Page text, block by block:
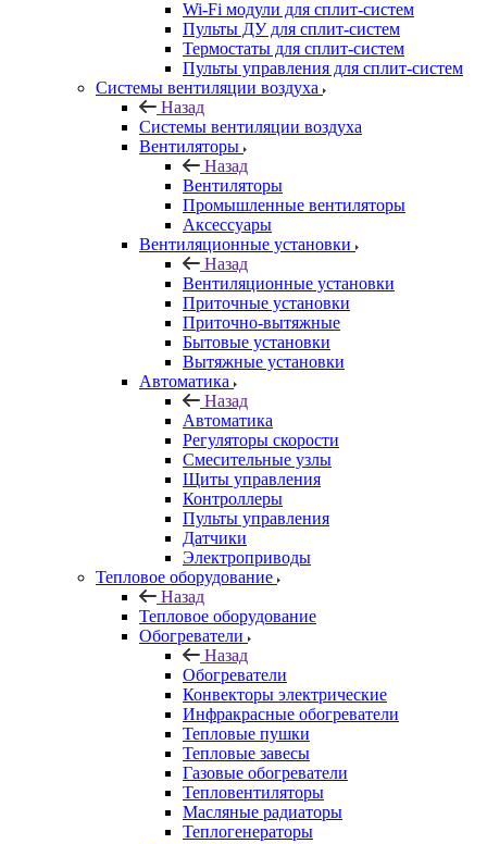
Wi-Fi модули для сплит-систем
Пульты ДУ для сплит-систем
Термостаты для сплит-систем
Пульты управления для сплит-систем
Системы вентиляции воздуха
Назад
Системы вентиляции воздуха
Вентиляторы
Назад
Вентиляторы
Промышленные вентиляторы
Аксессуары
Вентиляционные установки
Назад
Вентиляционные установки
Приточные установки
Приточно-вытяжные
Бытовые установки
Вытяжные установки
Автоматика
Назад
Автоматика
Регуляторы скорости
Смесительные узлы
Щиты управления
Контроллеры
Пульты управления
Датчики
Электроприводы
Тепловое оборудование
Назад
Тепловое оборудование
Обогреватели
Назад
Обогреватели
Конвекторы электрические
Инфракрасные обогреватели
Тепловые пушки
Тепловые завесы
Газовые обогреватели
Тепловентиляторы
Масляные радиаторы
Теплогенераторы